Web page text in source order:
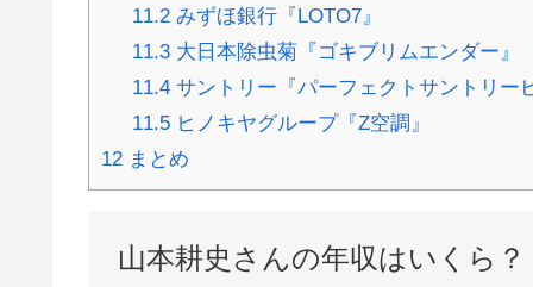
11.2みずほ銀行『LOTO7』
11.3大日本除虫菊『ゴキブリムエンダー』
11.4サントリー『パーフェクトサントリー
11.5ヒノキヤグループ『Z空調』
12 まとめ
山本耕史さんの年収はいくら？